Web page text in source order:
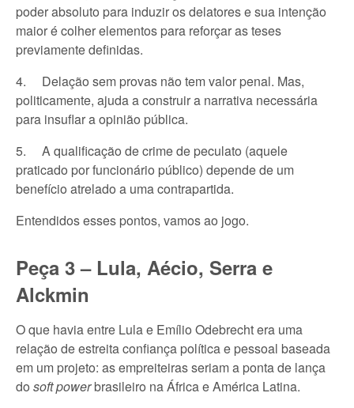
poder absoluto para induzir os delatores e sua intenção
maior é colher elementos para reforçar as teses
previamente definidas.
4. Delação sem provas não tem valor penal. Mas,
politicamente, ajuda a construir a narrativa necessária
para insuflar a opinião pública.
5. A qualificação de crime de peculato (aquele
praticado por funcionário público) depende de um
benefício atrelado a uma contrapartida.
Entendidos esses pontos, vamos ao jogo.
Peça 3 – Lula, Aécio, Serra e
Alckmin
O que havia entre Lula e Emílio Odebrecht era uma
relação de estreita confiança política e pessoal baseada
em um projeto: as empreiteiras seriam a ponta de lança
do soft powerbrasileiro na África e América Latina.